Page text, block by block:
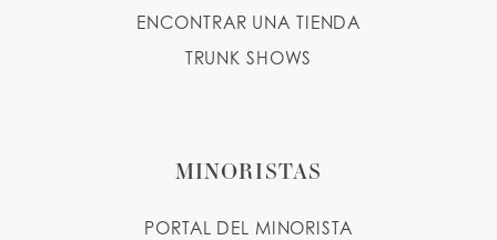
ENCONTRAR UNA TIENDA
TRUNK SHOWS
MINORISTAS
PORTAL DEL MINORISTA